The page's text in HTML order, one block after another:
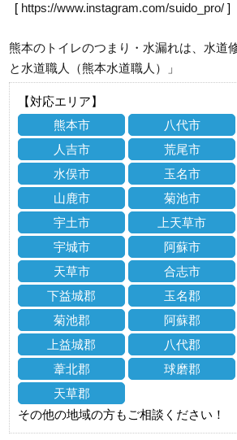
[ https://www.instagram.com/suido_pro/ ]
熊本のトイレのつまり・水漏れは、水道
と水道職人（熊本水道職人）」
【対応エリア】
熊本市
八代市
人吉市
荒尾市
水俣市
玉名市
山鹿市
菊池市
宇土市
上天草市
宇城市
阿蘇市
天草市
合志市
下益城郡
玉名郡
菊池郡
阿蘇郡
上益城郡
八代郡
葦北郡
球磨郡
天草郡
その他の地域の方もご相談ください！